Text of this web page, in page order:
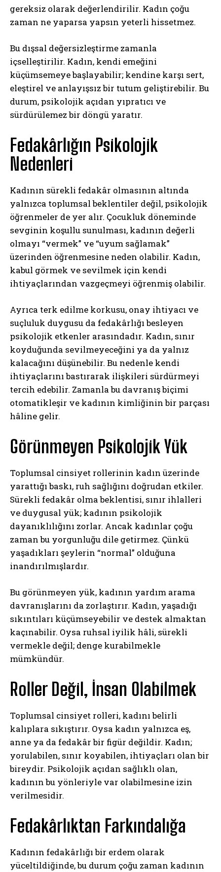
gereksiz olarak değerlendirilir. Kadın çoğu
zaman ne yaparsa yapsın yeterli hissetmez.
Bu dışsal değersizleştirme zamanla
içselleştirilir. Kadın, kendi emeğini
küçümsemeye başlayabilir; kendine karşı sert,
eleştirel ve anlayışsız bir tutum geliştirebilir. Bu
durum, psikolojik açıdan yıpratıcı ve
sürdürülemez bir döngü yaratır.
Fedakârlığın Psikolojik
Nedenleri
Kadının sürekli fedakâr olmasının altında
yalnızca toplumsal beklentiler değil, psikolojik
öğrenmeler de yer alır. Çocukluk döneminde
sevginin koşullu sunulması, kadının değerli
olmayı “vermek” ve “uyum sağlamak”
üzerinden öğrenmesine neden olabilir. Kadın,
kabul görmek ve sevilmek için kendi
ihtiyaçlarından vazgeçmeyi öğrenmiş olabilir.
Ayrıca terk edilme korkusu, onay ihtiyacı ve
suçluluk duygusu da fedakârlığı besleyen
psikolojik etkenler arasındadır. Kadın, sınır
koyduğunda sevilmeyeceğini ya da yalnız
kalacağını düşünebilir. Bu nedenle kendi
ihtiyaçlarını bastırarak ilişkileri sürdürmeyi
tercih edebilir. Zamanla bu davranış biçimi
otomatikleşir ve kadının kimliğinin bir parçası
hâline gelir.
Görünmeyen Psikolojik Yük
Toplumsal cinsiyet rollerinin kadın üzerinde
yarattığı baskı, ruh sağlığını doğrudan etkiler.
Sürekli fedakâr olma beklentisi, sınır ihlalleri
ve duygusal yük; kadının psikolojik
dayanıklılığını zorlar. Ancak kadınlar çoğu
zaman bu yorgunluğu dile getirmez. Çünkü
yaşadıkları şeylerin “normal” olduğuna
inandırılmışlardır.
Bu görünmeyen yük, kadının yardım arama
davranışlarını da zorlaştırır. Kadın, yaşadığı
sıkıntıları küçümseyebilir ve destek almaktan
kaçınabilir. Oysa ruhsal iyilik hâli, sürekli
vermekle değil; denge kurabilmekle
mümkündür.
Roller Değil, İnsan Olabilmek
Toplumsal cinsiyet rolleri, kadını belirli
kalıplara sıkıştırır. Oysa kadın yalnızca eş,
anne ya da fedakâr bir figür değildir. Kadın;
yorulabilen, sınır koyabilen, ihtiyaçları olan bir
bireydir. Psikolojik açıdan sağlıklı olan,
kadının bu yönleriyle var olabilmesine izin
verilmesidir.
Fedakârlıktan Farkındalığa
Kadının fedakârlığı bir erdem olarak
yüceltildiğinde, bu durum çoğu zaman kadının